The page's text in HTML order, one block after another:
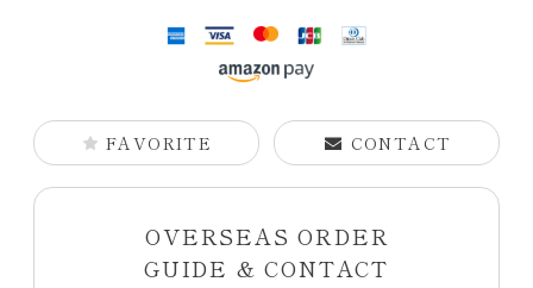
FAVORITE CONTACT
OVERSEAS ORDER
GUIDE & CONTACT